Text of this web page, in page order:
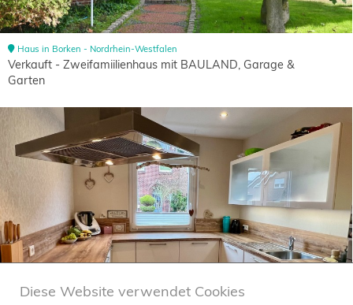
Haus in Borken - Nordrhein-Westfalen
Verkauft - Zweifamiilienhaus mit BAULAND, Garage &
Garten
Diese Website verwendet Cookies